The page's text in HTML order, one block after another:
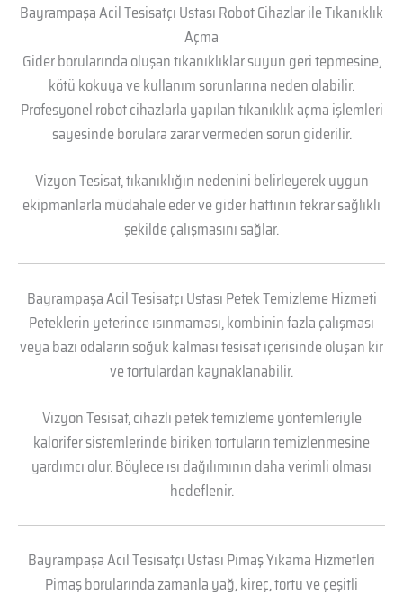
Bayrampaşa Acil Tesisatçı Ustası Robot Cihazlar ile Tıkanıklık
Açma
Gider borularında oluşan tıkanıklıklar suyun geri tepmesine,
kötü kokuya ve kullanım sorunlarına neden olabilir.
Profesyonel robot cihazlarla yapılan tıkanıklık açma işlemleri
sayesinde borulara zarar vermeden sorun giderilir.
Vizyon Tesisat, tıkanıklığın nedenini belirleyerek uygun
ekipmanlarla müdahale eder ve gider hattının tekrar sağlıklı
şekilde çalışmasını sağlar.
Bayrampaşa Acil Tesisatçı Ustası Petek Temizleme Hizmeti
Peteklerin yeterince ısınmaması, kombinin fazla çalışması
veya bazı odaların soğuk kalması tesisat içerisinde oluşan kir
ve tortulardan kaynaklanabilir.
Vizyon Tesisat, cihazlı petek temizleme yöntemleriyle
kalorifer sistemlerinde biriken tortuların temizlenmesine
yardımcı olur. Böylece ısı dağılımının daha verimli olması
hedeflenir.
Bayrampaşa Acil Tesisatçı Ustası Pimaş Yıkama Hizmetleri
Pimaş borularında zamanla yağ, kireç, tortu ve çeşitli